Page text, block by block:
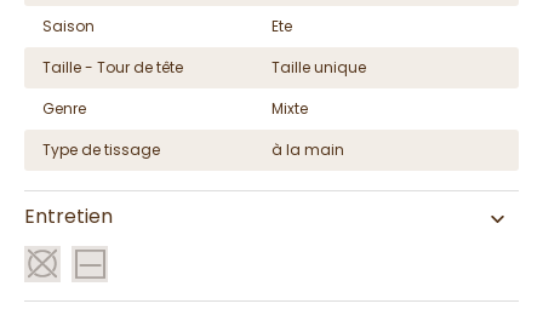
Saison
Ete
Taille - Tour de tête
Taille unique
Genre
Mixte
Type de tissage
à la main
Entretien